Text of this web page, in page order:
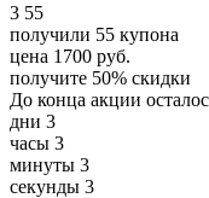
3 55
получили 55 купона
цена 1700 руб.
получите 50% скидки
До конца акции
дни 3
часы 3
минуты 3
секунды 3